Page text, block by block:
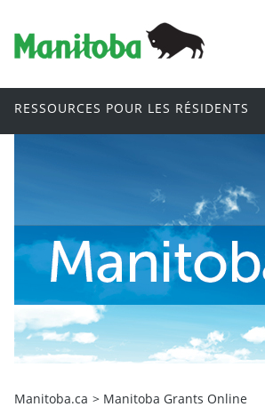
RESSOURCES POUR LES RÉSIDENTS
Manitoba.ca > Manitoba Grants Online